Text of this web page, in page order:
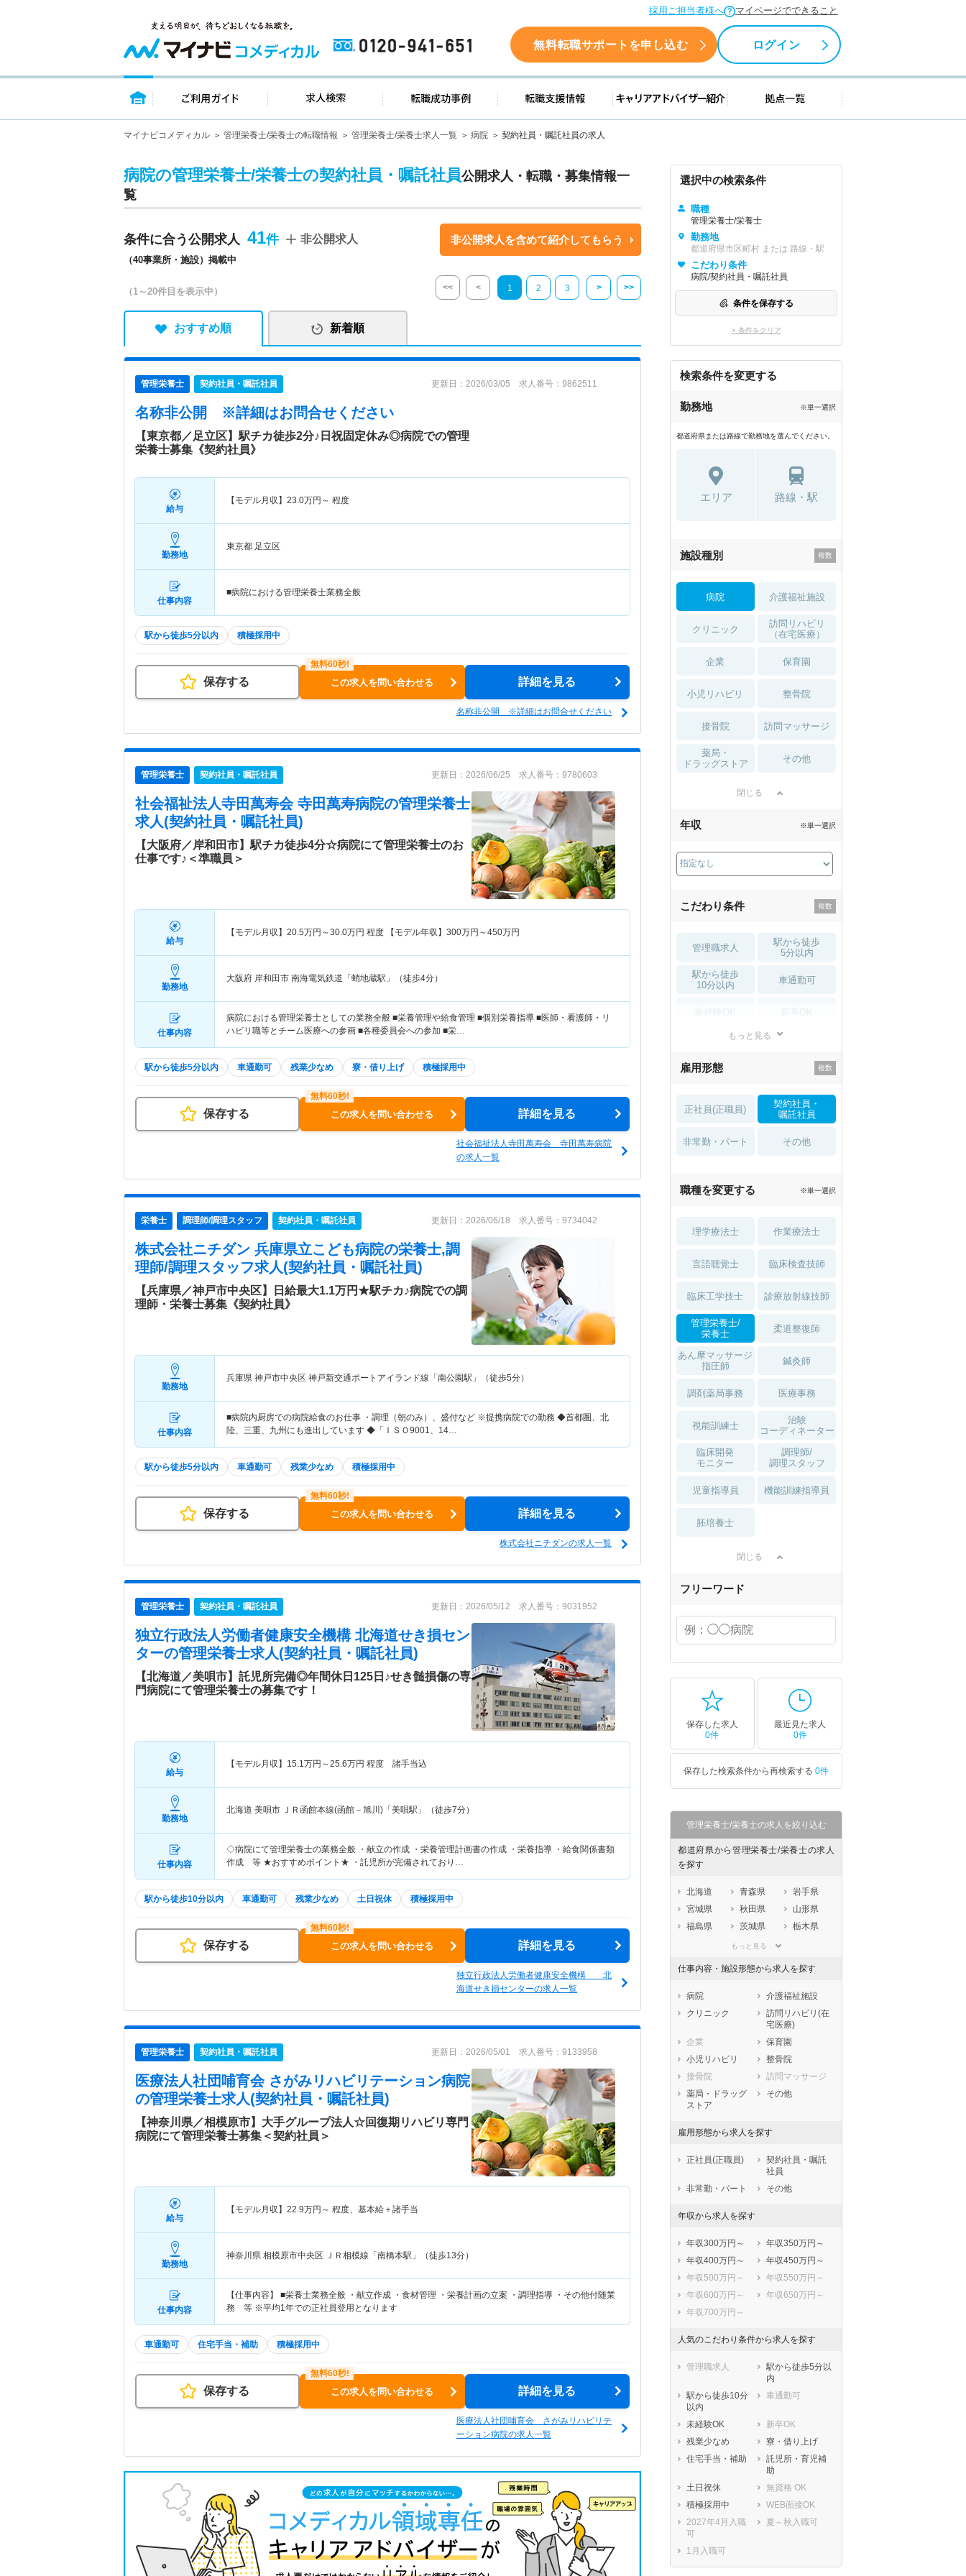
採用ご担当者様へ マイページでできること
0120-941-651 無料転職サポートを申し込む ログイン
トップページ ご利用ガイド 求人検索 転職成功事例 転職支援情報 キャリアアドバイザー紹介 拠点一覧
マイナビコメディカル 管理栄養士/栄養士の転職情報 管理栄養士/栄養士求人一覧 病院 契約社員・嘱託社員の求人
病院の管理栄養士/栄養士の契約社員・嘱託社員公開求人・転職・募集情報一
覧
条件に合う公開求人 41
（40事業所・施設）掲載中
非公開求人 非公開求人を含めて紹介してもらう
（1～20件目を表示中） << < 1 2 3 > >>
おすすめ順 新着順
管理栄養士 契約社員・嘱託社員 更新日：2026/03/05 求人番号：9862511
名称非公開 ※詳細はお問合せください
【東京都／足立区】駅チカ徒歩2分♪日祝固定休み◎病院での管理
栄養士募集《契約社員》
給与
【モデル月収】 23.0万円～ 程度
勤務地
東京都 足立区
仕事内容
■病院における管理栄養士業務全般
駅から徒歩5分以内 積極採用中
保存する この求人を問い合わせる 詳細を見る
名称非公開 ※詳細はお問合せください
管理栄養士 契約社員・嘱託社員 更新日：2026/06/25 求人番号：9780603
社会福祉法人寺田萬寿会 寺田萬寿病院の管理栄養士
求人(契約社員・嘱託社員)
【大阪府／岸和田市】駅チカ徒歩4分☆病院にて管理栄養士のお
仕事です♪＜準職員＞
給与
【モデル月収】 20.5万円～30.0万円 程度 【モデル年収】 300万円～450万円
勤務地
大阪府 岸和田市 南海電気鉄道「蛸地蔵駅」（徒歩4分）
仕事内容
病院における管理栄養士としての業務全般 ■栄養管理や給食管理 ■個別栄養指導 ■医師・看護師・リ
ハビリ職等とチーム医療への参画 ■各種委員会への参加 ■栄…
駅から徒歩5分以内 車通勤可 残業少なめ 寮・借り上げ 積極採用中
保存する この求人を問い合わせる 詳細を見る
社会福祉法人寺田萬寿会 寺田萬寿病院
の求人一覧
栄養士 調理師/調理スタッフ 契約社員・嘱託社員 更新日：2026/06/18 求人番号：9734042
株式会社ニチダン 兵庫県立こども病院の栄養士,調
理師/調理スタッフ求人(契約社員・嘱託社員)
【兵庫県／神戸市中央区】日給最大1.1万円★駅チカ♪病院での調
理師・栄養士募集《契約社員》
勤務地
兵庫県 神戸市中央区 神戸新交通ポートアイランド線「南公園駅」（徒歩5分）
仕事内容
■病院内厨房での病院給食のお仕事 ・調理（朝のみ）、盛付など ※提携病院での勤務 ◆首都圏、北
陸、三重、九州にも進出しています ◆「ＩＳＯ9001、14…
駅から徒歩5分以内 車通勤可 残業少なめ 積極採用中
保存する この求人を問い合わせる 詳細を見る
株式会社ニチダンの求人一覧
管理栄養士 契約社員・嘱託社員 更新日：2026/05/12 求人番号：9031952
独立行政法人労働者健康安全機構 北海道せき損セン
ターの管理栄養士求人(契約社員・嘱託社員)
【北海道／美唄市】託児所完備◎年間休日125日♪せき髄損傷の専
門病院にて管理栄養士の募集です！
給与
【モデル月収】 15.1万円～25.6万円 程度 諸手当込
勤務地
北海道 美唄市 ＪＲ函館本線(函館－旭川)「美唄駅」（徒歩7分）
仕事内容
◇病院にて管理栄養士の業務全般 ・献立の作成 ・栄養管理計画書の作成 ・栄養指導 ・給食関係書類
作成 等 ★おすすめポイント★ ・託児所が完備されており…
駅から徒歩10分以内 車通勤可 残業少なめ 土日祝休 積極採用中
保存する この求人を問い合わせる 詳細を見る
独立行政法人労働者健康安全機構 北
海道せき損センターの求人一覧
管理栄養士 契約社員・嘱託社員 更新日：2026/05/01 求人番号：9133958
医療法人社団哺育会 さがみリハビリテーション病院
の管理栄養士求人(契約社員・嘱託社員)
【神奈川県／相模原市】大手グループ法人☆回復期リハビリ専門
病院にて管理栄養士募集＜契約社員＞
給与
【モデル月収】 22.9万円～ 程度、基本給＋諸手当
勤務地
神奈川県 相模原市中央区 ＪＲ相模線「南橋本駅」（徒歩13分）
仕事内容
【仕事内容】 ■栄養士業務全般 ・献立作成 ・食材管理 ・栄養計画の立案 ・調理指導 ・その他付随業
務 等 ※平均1年での正社員登用となります
車通勤可 住宅手当・補助 積極採用中
保存する この求人を問い合わせる 詳細を見る
医療法人社団哺育会 さがみリハビリテ
ーション病院の求人一覧
選択中の検索条件
職種
管理栄養士/栄養士
勤務地
都道府県市区町村 または 路線・駅
こだわり条件
病院/契約社員・嘱託社員
条件を保存する
× 条件をクリア
検索条件を変更する
勤務地 ※単一選択
都道府県または路線で勤務地を選んでください。
エリア 路線・駅
施設種別
病院 介護福祉施設
クリニック
訪問リハビリ
（在宅医療）
企業 保育園
小児リハビリ 整骨院
接骨院 訪問マッサージ
薬局・
ドラッグストア
その他
閉じる
年収 ※単一選択
こだわり条件
管理職求人
駅から徒歩
5分以内
駅から徒歩
10分以内
車通勤可
住宅手当・補助
土日祝休 無資格 OK
積極採用中 WEB面接OK
もっと見る
雇用形態
正社員(正職員)
契約社員・
嘱託社員
非常勤・パート その他
職種を変更する ※単一選択
理学療法士 作業療法士
言語聴覚士 臨床検査技師
臨床工学技士 診療放射線技師
管理栄養士/
栄養士
柔道整復師
あん摩マッサージ
指圧師
鍼灸師
調剤薬局事務 医療事務
視能訓練士
治験
コーディネーター
臨床開発
モニター
調理師/
調理スタッフ
児童指導員 機能訓練指導員
胚培養士
閉じる
フリーワード
保存した求人
0件
最近見た求人
0件
保存した検索条件から再検索する 0件
管理栄養士/栄養士の求人を絞り込む
都道府県から管理栄養士/栄養士の求人
を探す
北海道 青森県
岩手県
宮城県
秋田県
山形県
福島県
茨城県
栃木県
埼玉県
石川県
福井県
岐阜県
静岡県
愛知県
三重県
大阪府
兵庫県
奈良県
鳥取県
島根県
広島県
山口県
徳島県
香川県
愛媛県
熊本県
大分県
もっと見る
仕事内容・施設形態から求人を探す
病院
介護福祉施設
クリニック
訪問リハビリ(在
宅医療)
企業
保育園
小児リハビリ
整骨院
接骨院
訪問マッサージ
薬局・ドラッグ
ストア
その他
雇用形態から求人を探す
正社員(正職員)
契約社員・嘱託
社員
非常勤・パート
その他
年収から求人を探す
年収300万円～
年収350万円～
年収400万円～
年収450万円～
年収500万円～
年収550万円～
年収600万円～
年収650万円～
年収700万円～
人気のこだわり条件から求人を探す
管理職求人
駅から徒歩5分以
内
駅から徒歩10分
以内
車通勤可
未経験OK
新卒OK
残業少なめ
寮・借り上げ
住宅手当・補助
託児所・育児補
助
土日祝休
無資格 OK
積極採用中
WEB面接OK
2027年4月入職
可
夏～秋入職可
1月入職可